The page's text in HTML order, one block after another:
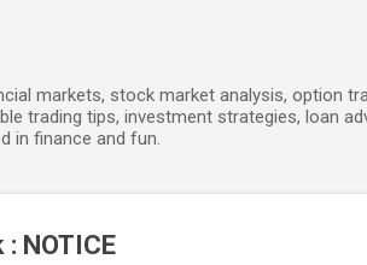
markets, stock market analysis, option
trading tips, investment strategies, loan
in finance and fun.
NOTICE